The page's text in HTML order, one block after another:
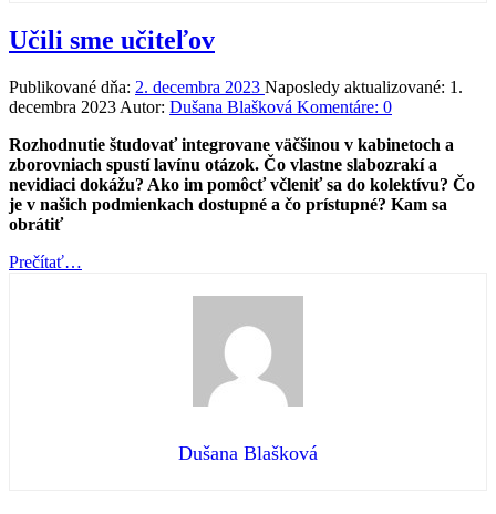
Učili sme učiteľov
Publikované dňa: 2. decembra 2023 Naposledy aktualizované: 1.
decembra 2023 Autor: Dušana Blašková Komentáre: 0
Rozhodnutie študovať integrovane väčšinou v kabinetoch a
zborovniach spustí lavínu otázok. Čo vlastne slabozrakí a
nevidiaci dokážu? Ako im pomôcť včleniť sa do kolektívu? Čo
je v našich podmienkach dostupné a čo prístupné? Kam sa
obrátiť
Prečítať“Učili
…
Dušana Blašková